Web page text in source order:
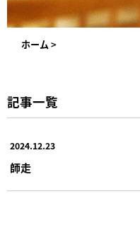
ホーム >
記事一覧
2024.12.23
師走